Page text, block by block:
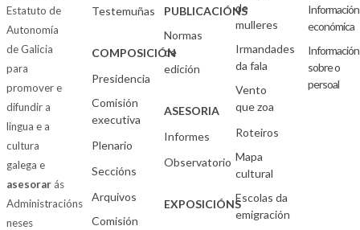
Estatuto de
Autonomía
de Galicia
para
promover e
difundir a
lingua e a
cultura
galega e
asesorarás
Administracións
neses
Testemuñas
COMPOSICIÓN
Presidencia
Comisión
executiva
Plenario
Seccións
Arquivos
Comisión
PUBLICACIÓNS
Normas
de
edición
ASESORIA
Informes
Observatorio
EXPOSICIÓNS
de
mulleres
Irmandades
da fala
Vento
que zoa
Roteiros
Mapa
cultural
Escolas da
emigración
Información
económica
Información
sobre o
persoal